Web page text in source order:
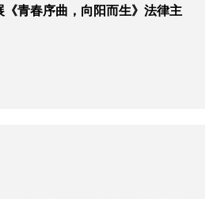
青春序曲，向阳而生》法律主